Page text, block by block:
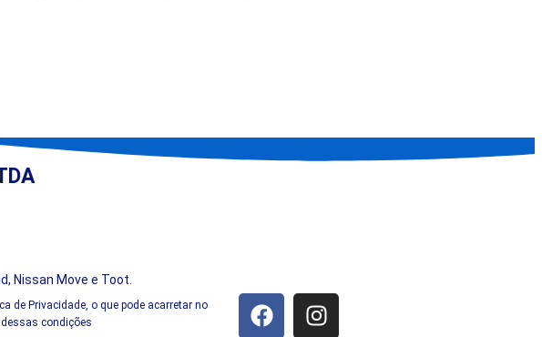
Nissan Move e Toot.
de Privacidade, o que pode acarretar no
condições